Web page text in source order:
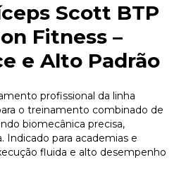
Scott BTP
Fitness –
e Alto Padrão
profissional da linha
o treinamento combinado de
biomecânica precisa,
Indicado para academias e
fluida e alto desempenho